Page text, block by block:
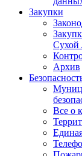
Закупки
Сухой
Архив
Все о